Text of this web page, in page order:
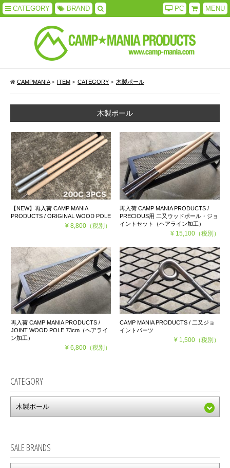
CATEGORY BRAND MENU
PC
CAMPMANIA> ITEM > CATEGORY > 木製ポール
木製ポール
【NEW】再入荷 CAMP MANIA
PRODUCTS / ORIGINAL WOOD POLE
¥ 8,800（税別）
再入荷 CAMP MANIA PRODUCTS /
PRECIOUS用 二又ウッドポール・ジョ
イントセット（ヘアライン加工）
¥ 15,100（税別）
再入荷 CAMP MANIA PRODUCTS /
JOINT WOOD POLE 73cm（ヘアライ
ン加工）
¥ 6,800（税別）
CAMP MANIA PRODUCTS / 二又ジョ
イントパーツ
¥ 1,500（税別）
CATEGORY
SALE BRANDS